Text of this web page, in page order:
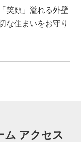
笑顔」溢れる外壁
な住まいをお守り
ム アクセス